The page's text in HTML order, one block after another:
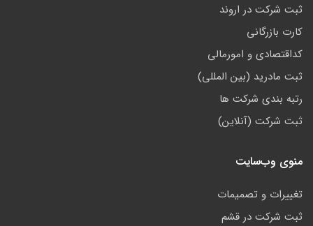
ثبت شرکت در اروند
کارت بازرگانی
کداقتصادی و امورمالی
ثبت مادرید (بین المللی)
رتبه بندی شرکت ها
ثبت شرکت (آنلاین)
منوی وب‌سایت
تغییرات و تصمیمات
ثبت شرکت در قشم